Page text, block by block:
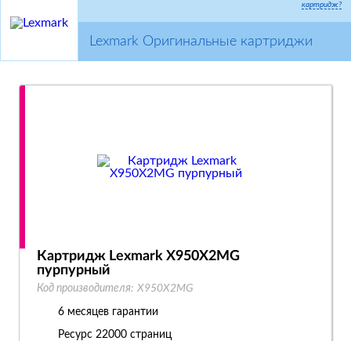
картридж?
Lexmark Оригинальные картриджи
Картридж Lexmark X950X2MG
пурпурный
Код производителя: X950X2MG
6 месяцев гарантии
Ресурс 22000 страниц